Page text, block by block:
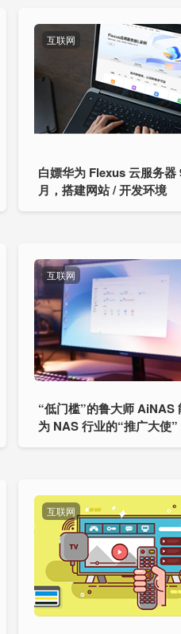
互联网
白嫖华为 Flexus 云服务器
月，搭建网站 / 开发环境
互联网
“低门槛”的鲁大师 AiNAS
为 NAS 行业的“推广大使”
互联网